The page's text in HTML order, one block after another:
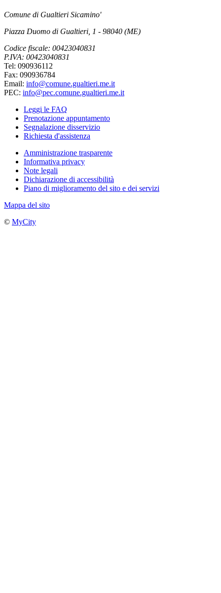
Comune di Gualtieri Sicamino'
Piazza Duomo di Gualtieri, 1 - 98040 (ME)
Codice fiscale: 00423040831
P.IVA: 00423040831
Tel: 090936112
Fax: 090936784
Email: info@comune.gualtieri.me.it
PEC: info@pec.comune.gualtieri.me.it
Leggi le FAQ
Prenotazione appuntamento
Segnalazione disservizio
Richiesta d'assistenza
Amministrazione trasparente
Informativa privacy
Note legali
Dichiarazione di accessibilità
Piano di miglioramento del sito e dei servizi
Mappa del sito
© MyCity